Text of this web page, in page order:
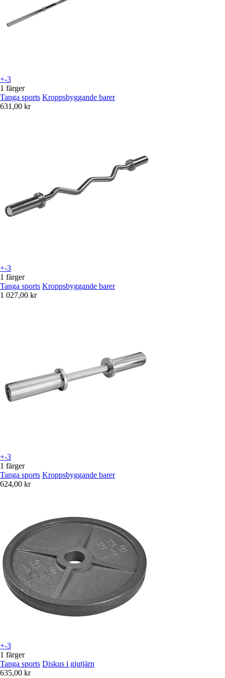
+-3
1 färger
Tanga sports Kroppsbyggande barer
631,00 kr
+-3
1 färger
Tanga sports Kroppsbyggande barer
1 027,00 kr
+-3
1 färger
Tanga sports Kroppsbyggande barer
624,00 kr
+-3
1 färger
Tanga sports Diskus i gjutjärn
635,00 kr